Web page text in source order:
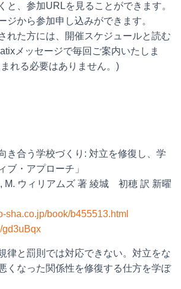
と、参加URLを見ることができます。
ジから参加申し込みができます。
れた方には、開催スケジュールと読む
メッセージで毎回ご案内いたしま
れる必要はありません。)
き合う学校づくり: 対立を修復し、学
ブ・アプローチ」
M. ウィリアムズ 著 綾城 初穂 訳 新曜
sha.co.jp/book/b455513.html
gd3uBqx
律と罰則では対応できない。対立をな
くなった関係性を修復する仕方を学ぼ